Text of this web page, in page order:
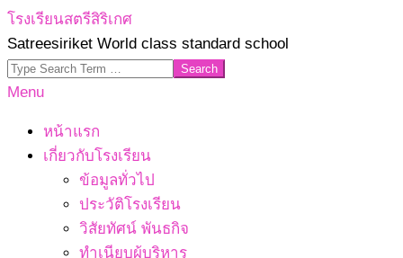
Skip
to
content
โรงเรียนสตรีสิริเกศ
Satreesiriket World class standard school
Search
Primary
Menu
Menu
หน้าแรก
เกี่ยวกับโรงเรียน
ข้อมูลทั่วไป
ประวัติโรงเรียน
วิสัยทัศน์ พันธกิจ
ทำเนียบผู้บริหาร